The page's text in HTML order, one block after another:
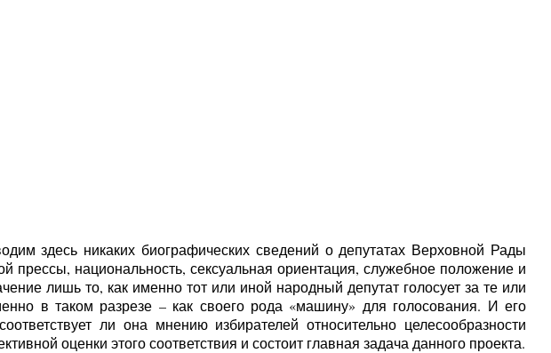
здесь никаких биографических сведений о депутатах Верховной Рады
национальность, сексуальная ориентация, служебное положение и
лишь то, как именно тот или иной народный депутат голосует за те или
в таком разрезе – как своего рода «машину» для голосования. И его
ли она мнению избирателей относительно целесообразности
оценки этого соответствия и состоит главная задача данного проекта.